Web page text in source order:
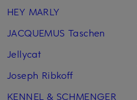
HEY MARLY
JACQUEMUS Taschen
Jellycat
Joseph Ribkoff
KENNEL & SCHMENGER